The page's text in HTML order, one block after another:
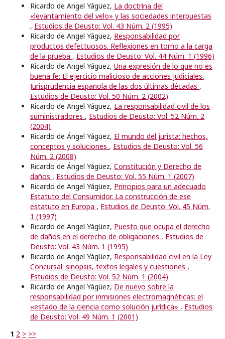
Ricardo de Angel Yágüez, La doctrina del
«levantamiento del velo» y las sociedades interpuestas
, Estudios de Deusto: Vol. 43 Núm. 2 (1995)
Ricardo de Angel Yágüez, Responsabilidad por
productos defectuosos. Reflexiones en torno a la carga
de la prueba , Estudios de Deusto: Vol. 44 Núm. 1 (1996)
Ricardo de Angel Yágüez, Una expresión de lo que no es
buena fe: El ejercicio malicioso de acciones judiciales.
Jurisprudencia española de las dos últimas décadas ,
Estudios de Deusto: Vol. 50 Núm. 2 (2002)
Ricardo de Angel Yágüez, La responsabilidad civil de los
suministradores , Estudios de Deusto: Vol. 52 Núm. 2
(2004)
Ricardo de Ángel Yágüez, El mundo del jurista: hechos,
conceptos y soluciones , Estudios de Deusto: Vol. 56
Núm. 2 (2008)
Ricardo de Ángel Yágüez, Constitución y Derecho de
daños , Estudios de Deusto: Vol. 55 Núm. 1 (2007)
Ricardo de Angel Yágüez, Principios para un adecuado
Estatuto del Consumidor. La construcción de ese
estatuto en Europa , Estudios de Deusto: Vol. 45 Núm.
1 (1997)
Ricardo de Angel Yágüez, Puesto que ocupa el derecho
de daños en el derecho de obligaciones , Estudios de
Deusto: Vol. 43 Núm. 1 (1995)
Ricardo de Angel Yágüez, Responsabilidad civil en la Ley
Concursal: sinopsis, textos legales y cuestiones ,
Estudios de Deusto: Vol. 52 Núm. 1 (2004)
Ricardo de Angel Yágüez, De nuevo sobre la
responsabilidad por inmisiones electromagnéticas: el
«estado de la ciencia como solución jurídica» , Estudios
de Deusto: Vol. 49 Núm. 1 (2001)
1 2 > >>